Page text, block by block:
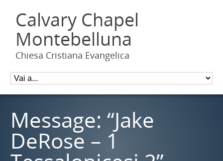
Calvary Chapel
Montebelluna
Chiesa Cristiana Evangelica
Message: “Jake
DeRose – 1